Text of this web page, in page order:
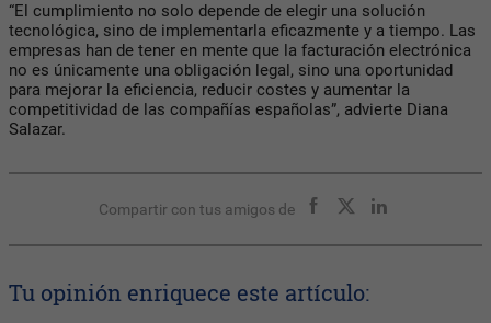
“El cumplimiento no solo depende de elegir una solución
tecnológica, sino de implementarla eficazmente y a tiempo. Las
empresas han de tener en mente que la facturación electrónica
no es únicamente una obligación legal, sino una oportunidad
para mejorar la eficiencia, reducir costes y aumentar la
competitividad de las compañías españolas”, advierte Diana
Salazar.
Compartir con tus amigos de
Tu opinión enriquece este artículo: